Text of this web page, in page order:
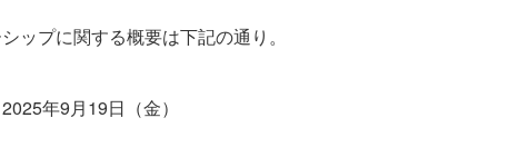
ップに関する概要は下記の通り。
年9月19日（金）